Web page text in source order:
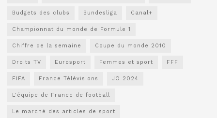
Budgets des clubs Bundesliga Canal+
Championnat du monde de Formule 1
Chiffre de la semaine Coupe du monde 2010
Droits TV Eurosport Femmes et sport FFF
FIFA France Télévisions JO 2024
L'équipe de France de football
Le marché des articles de sport